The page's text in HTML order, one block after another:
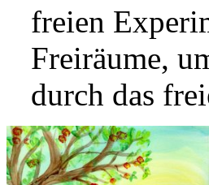
freien
Freiräume,
durch das